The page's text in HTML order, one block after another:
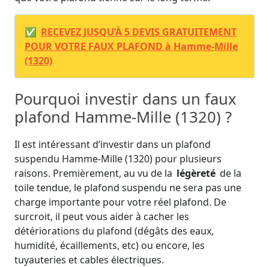
✅ RECEVEZ JUSQU’À 5 DEVIS GRATUITEMENT
POUR VOTRE FAUX PLAFOND à Hamme-Mille
(1320)
Pourquoi investir dans un faux
plafond Hamme-Mille (1320) ?
Il est intéressant d’investir dans un plafond
suspendu Hamme-Mille (1320) pour plusieurs
raisons. Premièrement, au vu de la légèreté de la
toile tendue, le plafond suspendu ne sera pas une
charge importante pour votre réel plafond. De
surcroit, il peut vous aider à cacher les
détériorations du plafond (dégâts des eaux,
humidité, écaillements, etc) ou encore, les
tuyauteries et cables électriques.